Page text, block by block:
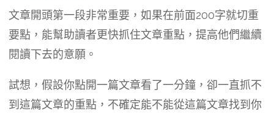
文章開頭第一段非常重要，如果在前面200字就切重
要點，能幫助讀者更快抓住文章重點，提高他們繼續
閱讀下去的意願。
試想，假設你點開一篇文章看了一分鐘，卻一直抓不
到這篇文章的重點，不確定能不能從這篇文章找到你